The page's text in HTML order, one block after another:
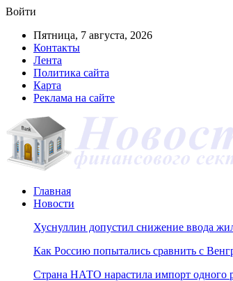
Войти
Пятница, 7 августа, 2026
Контакты
Лента
Политика сайта
Карта
Реклама на сайте
Главная
Новости
Хуснуллин допустил снижение ввода
Как Россию попытались сравнить с
Страна НАТО нарастила импорт одного